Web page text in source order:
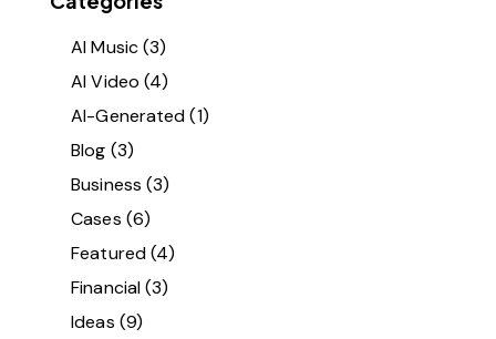
AI Music(3)
AI Video (4)
AI-Generated(1)
Blog (3)
Business (3)
Cases (6)
Featured(4)
Financial(3)
Ideas (9)